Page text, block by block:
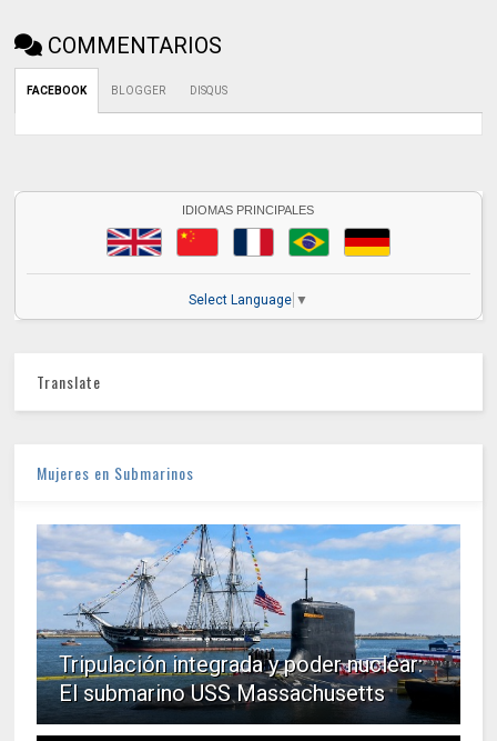
COMMENTARIOS
FACEBOOK BLOGGER DISQUS
IDIOMAS PRINCIPALES
Select Language ▼
Translate
Mujeres en Submarinos
Tripulación integrada y poder nuclear:
El submarino USS Massachusetts